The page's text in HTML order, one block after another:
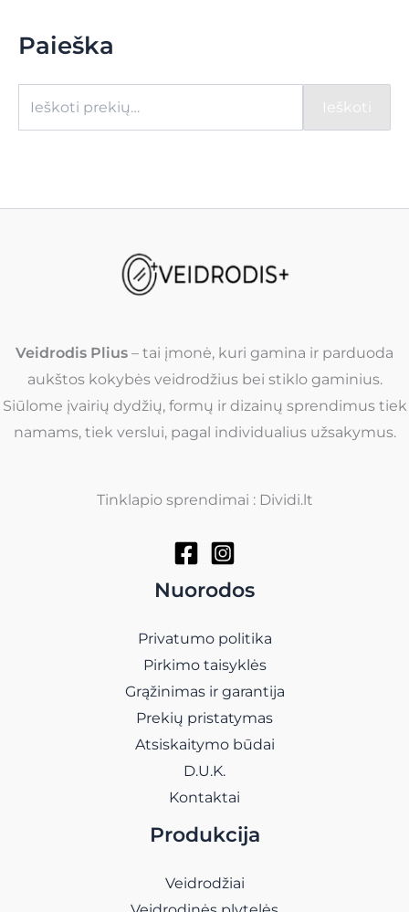
Paieška
Ieškoti
Veidrodis Plius – tai įmonė, kuri gamina ir parduoda
aukštos kokybės veidrodžius bei stiklo gaminius.
Siūlome įvairių dydžių, formų ir dizainų sprendimus tiek
namams, tiek verslui, pagal individualius užsakymus.
Tinklapio sprendimai : Dividi.lt
Nuorodos
Privatumo politika
Pirkimo taisyklės
Grąžinimas ir garantija
Prekių pristatymas
Atsiskaitymo būdai
D.U.K.
Kontaktai
Produkcija
Veidrodžiai